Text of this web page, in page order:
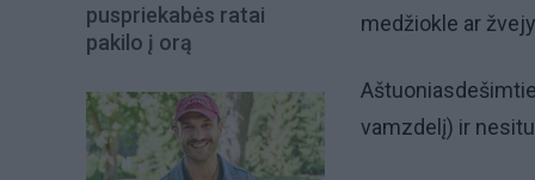
puspriekabės ratai
pakilo į orą
medžiokle ar
vamzdelį) ir